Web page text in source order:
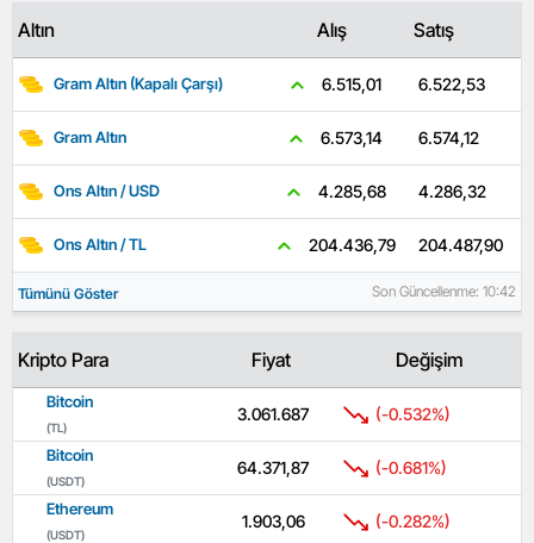
Altın Alış Satış
Gram Altın (Kapalı Çarşı) 6.515,01 6.522,53
Gram Altın 6.573,14 6.574,12
Ons Altın / USD 4.285,68 4.286,32
Ons Altın / TL 204.436,79 204.487,90
Tümünü Göster Son Güncellenme: 10:42
Kripto Para Fiyat Değişim
Bitcoin
(TL)
3.061.687 (-0.532%)
Bitcoin
(USDT)
64.371,87 (-0.681%)
Ethereum
(USDT)
1.903,06 (-0.282%)